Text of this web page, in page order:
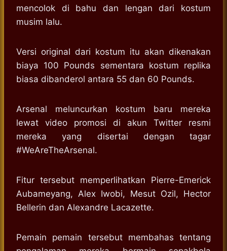
mencolok di bahu dan lengan dari kostum
musim lalu.
Versi original dari kostum itu akan dikenakan
biaya 100 Pounds sementara kostum replika
biasa dibanderol antara 55 dan 60 Pounds.
Arsenal meluncurkan kostum baru mereka
lewat video promosi di akun Twitter resmi
mereka yang disertai dengan tagar
#WeAreTheArsenal.
Fitur tersebut memperlihatkan Pierre-Emerick
Aubameyang, Alex Iwobi, Mesut Ozil, Hector
Bellerin dan Alexandre Lacazette.
Pemain pemain tersebut membahas tentang